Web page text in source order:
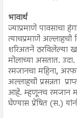
भावार्थ
ज्याप्रमाणे पावसाचा
त्याचप्रमाणे अल्लाहची
शरिअतने ठरविलेल्या
मोलाच्या असतात.
रमजानचा महिना,
अल्लाहची प्रसन्नता
आहे. म्हणूनच रमजान
घेण्यास प्रेषित (स.)